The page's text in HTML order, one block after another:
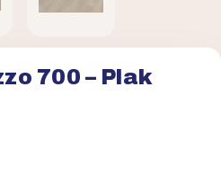
700 – Plak